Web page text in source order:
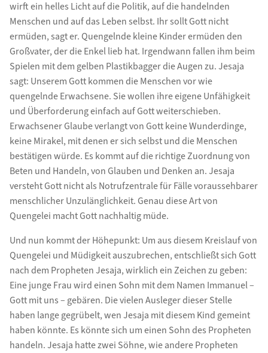
wirft ein helles Licht auf die Politik, auf die handelnden
Menschen und auf das Leben selbst. Ihr sollt Gott nicht
ermüden, sagt er. Quengelnde kleine Kinder ermüden den
Großvater, der die Enkel lieb hat. Irgendwann fallen ihm beim
Spielen mit dem gelben Plastikbagger die Augen zu. Jesaja
sagt: Unserem Gott kommen die Menschen vor wie
quengelnde Erwachsene. Sie wollen ihre eigene Unfähigkeit
und Überforderung einfach auf Gott weiterschieben.
Erwachsener Glaube verlangt von Gott keine Wunderdinge,
keine Mirakel, mit denen er sich selbst und die Menschen
bestätigen würde. Es kommt auf die richtige Zuordnung von
Beten und Handeln, von Glauben und Denken an. Jesaja
versteht Gott nicht als Notrufzentrale für Fälle voraussehbarer
menschlicher Unzulänglichkeit. Genau diese Art von
Quengelei macht Gott nachhaltig müde.
Und nun kommt der Höhepunkt: Um aus diesem Kreislauf von
Quengelei und Müdigkeit auszubrechen, entschließt sich Gott
nach dem Propheten Jesaja, wirklich ein Zeichen zu geben:
Eine junge Frau wird einen Sohn mit dem Namen Immanuel –
Gott mit uns – gebären. Die vielen Ausleger dieser Stelle
haben lange gegrübelt, wen Jesaja mit diesem Kind gemeint
haben könnte. Es könnte sich um einen Sohn des Propheten
handeln. Jesaja hatte zwei Söhne, wie andere Propheten